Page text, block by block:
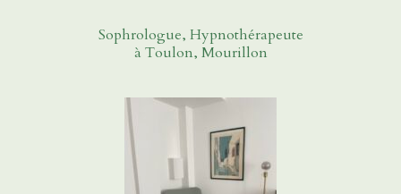
Sophrologue, Hypnothérapeute
à Toulon, Mourillon